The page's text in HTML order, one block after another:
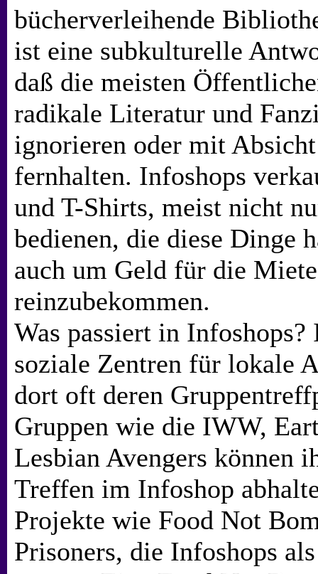
bücherverleihende
ist eine subkulturelle
daß die meisten
radikale Literatur und
ignorieren oder mit
fernhalten. Infoshops
und T-Shirts, meist nicht
bedienen, die diese Dinge
auch um Geld für die
reinzubekommen.
Was passiert in Infoshops?
soziale Zentren für lokale
dort oft deren
Gruppen wie die IWW,
Lesbian Avengers können
Treffen im Infoshop
Projekte wie Food Not
Prisoners, die Infoshops